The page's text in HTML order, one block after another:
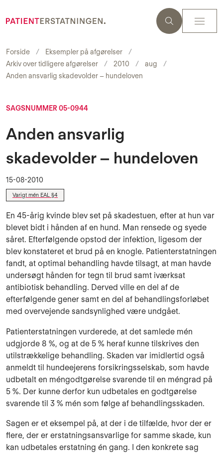
Forside
Eksempler på afgørelser
Arkiv over tidligere afgørelser
2010
aug
Anden ansvarlig skadevolder – hundeloven
SAGSNUMMER 05-0944
Anden ansvarlig
skadevolder – hundeloven
15-08-2010
Varigt mén EAL §4
En 45-årig kvinde blev set på skadestuen, efter at hun var
blevet bidt i hånden af en hund. Man rensede og syede
såret. Efterfølgende opstod der infektion, ligesom der
blev konstateret et brud på en knogle. Patienterstatningen
fandt, at optimal behandling havde tilsagt, at man havde
undersøgt hånden for tegn til brud samt iværksat
antibiotisk behandling. Derved ville en del af de
efterfølgende gener samt en del af behandlingsforløbet
med overvejende sandsynlighed være undgået.
Patienterstatningen vurderede, at det samlede mén
udgjorde 8 %, og at de 5 % heraf kunne tilskrives den
utilstrækkelige behandling. Skaden var imidlertid også
anmeldt til hundeejerens forsikringsselskab, som havde
udbetalt en méngodtgørelse svarende til en méngrad på
5 %. Der kunne derfor kun udbetales en godtgørelse
svarende til 3 % mén som følge af behandlingsskaden.
Sagen er et eksempel på, at der i de tilfælde, hvor der er
flere, der er erstatningsansvarlige for samme skade, kun
kan udbetales erstatning én gang. I den konkrete sag